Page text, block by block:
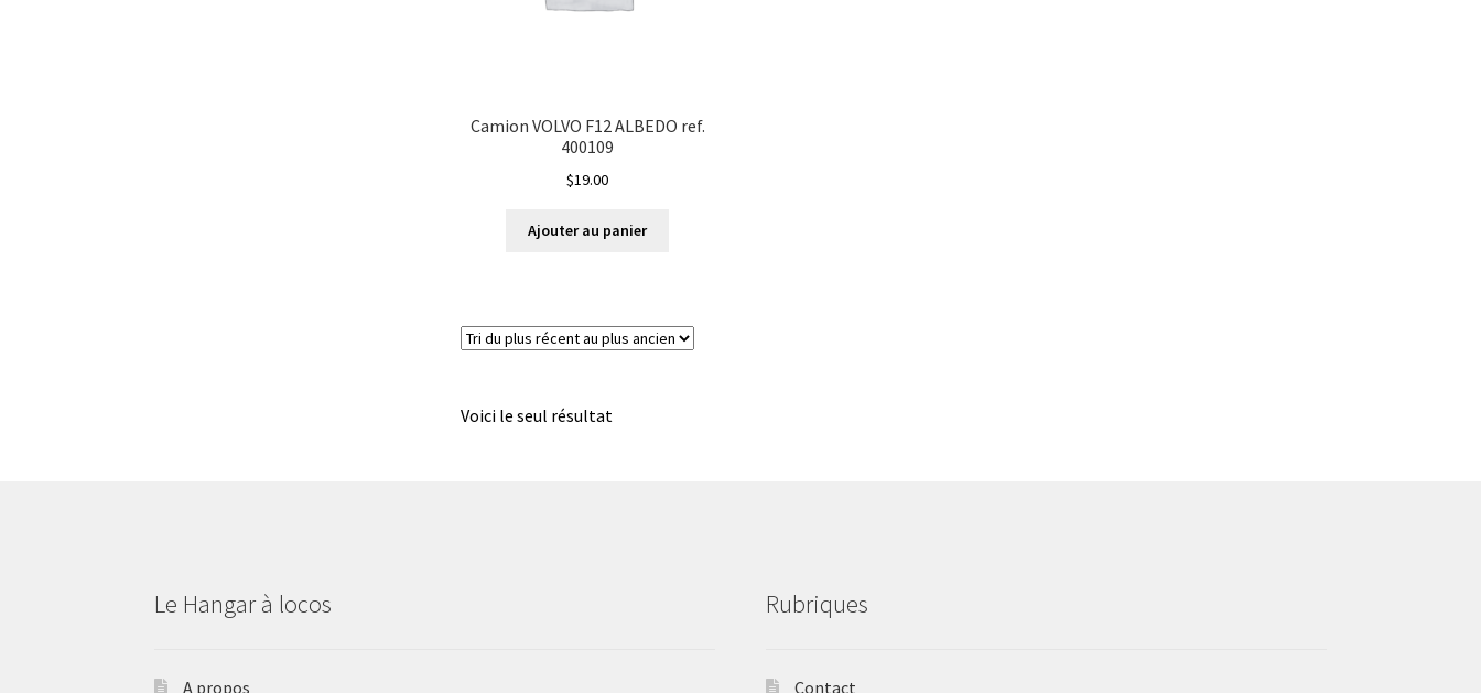
Camion VOLVO F12 ALBEDO ref.
400109
$19.00
Ajouter au panier
Voici le seul résultat
Le Hangar à locos
A propos
Rubriques
Contact